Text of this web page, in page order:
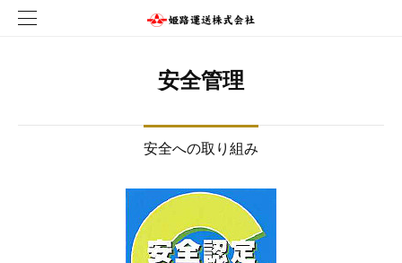
安全管理
安全への取り組み